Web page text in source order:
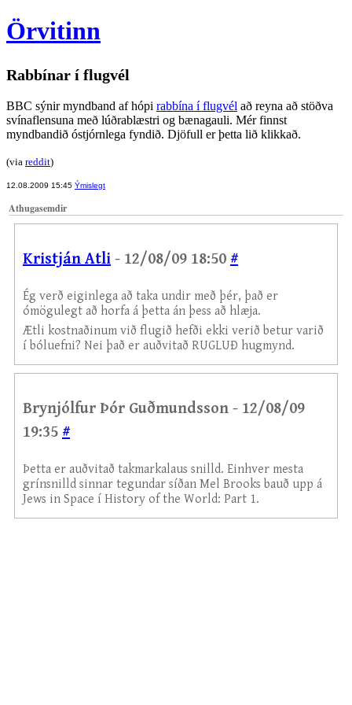
Örvitinn
Rabbínar í flugvél
BBC sýnir myndband af hópi rabbína í flugvél að reyna að stöðva
svínaflensuna með lúðrablæstri og bænagauli. Mér finnst
myndbandið óstjórnlega fyndið. Djöfull er þetta lið klikkað.
(via reddit)
12.08.2009 15:45 Ýmislegt
Athugasemdir
Kristján Atli - 12/08/09 18:50 #
Ég verð eiginlega að taka undir með þér, það er
ómögulegt að horfa á þetta án þess að hlæja.
Ætli kostnaðinum við flugið hefði ekki verið betur varið
í bóluefni? Nei það er auðvitað RUGLUÐ hugmynd.
Brynjólfur Þór Guðmundsson - 12/08/09
19:35 #
Þetta er auðvitað takmarkalaus snilld. Einhver mesta
grínsnilld sinnar tegundar síðan Mel Brooks bauð upp á
Jews in Space í History of the World: Part 1.